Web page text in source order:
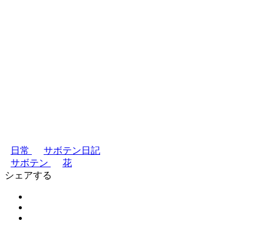
日常
サボテン日記
サボテン
花
シェアする